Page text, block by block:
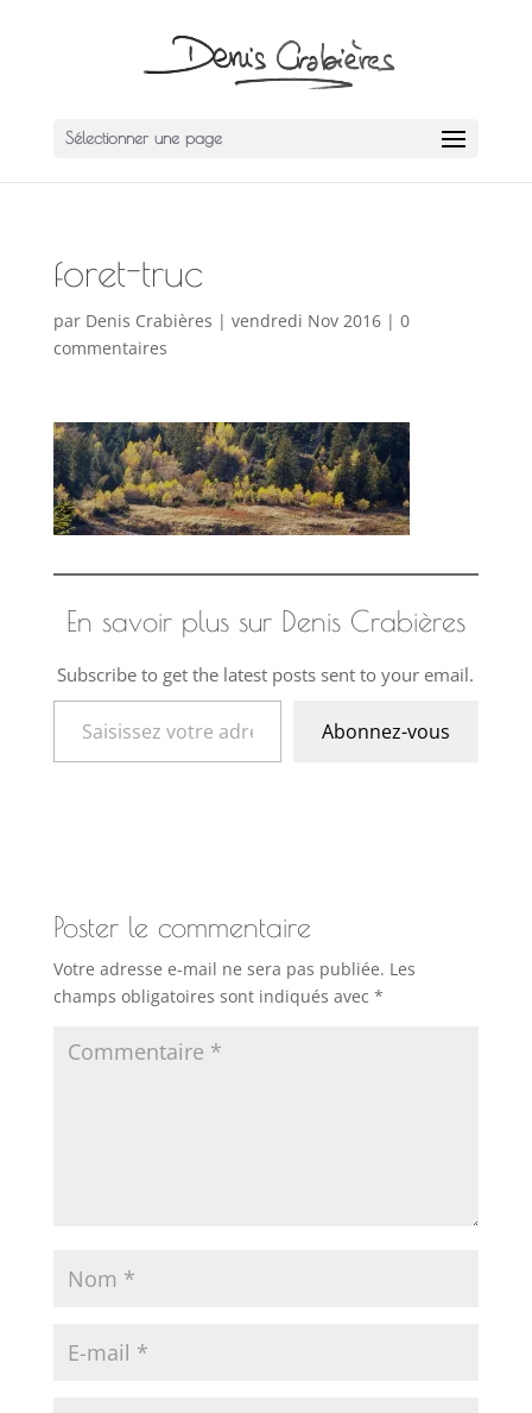
Sélectionner une page
foret-truc
par Denis Crabières | vendredi Nov 2016| 0
commentaires
En savoir plus sur Denis Crabières
Subscribe to get the latest posts sent to your email.
Saisissez votre adresse e-mail…
Abonnez-vous
Poster le commentaire
Votre adresse e-mail ne sera pas publiée. Les
champs obligatoires sont indiqués avec *